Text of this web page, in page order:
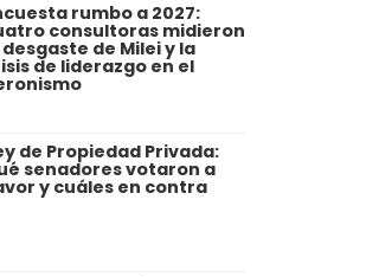
rumbo a 2027:
consultoras midieron
desgaste de Milei y la
de liderazgo en el
de Propiedad Privada:
senadores votaron a
y cuáles en contra